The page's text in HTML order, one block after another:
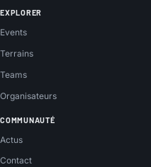
EXPLORER
Events
Terrains
Teams
Organisateurs
COMMUNAUTÉ
Actus
Contact